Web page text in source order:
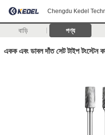
Chengdu Kedel
বাড়ি পণ্য
একক এবং ডাবল দাঁত সেট টাইপ